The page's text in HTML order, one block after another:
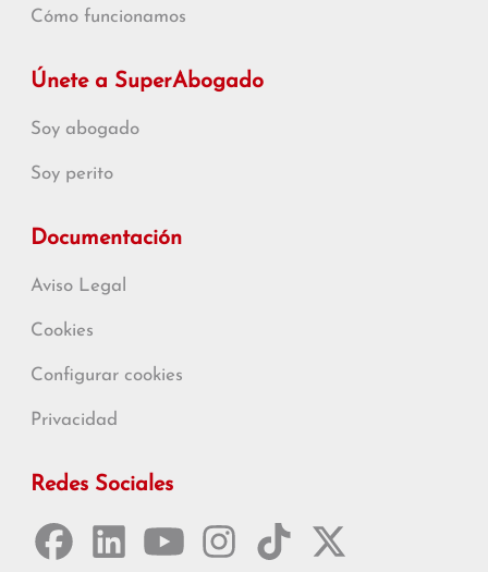
Cómo funcionamos
Únete a SuperAbogado
Soy abogado
Soy perito
Documentación
Aviso Legal
Cookies
Configurar cookies
Privacidad
Redes Sociales